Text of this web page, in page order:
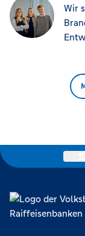
Wir